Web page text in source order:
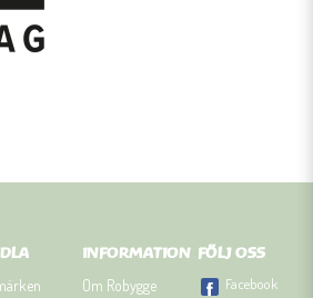
INFORMATION
Om Robygge
FÖLJ OSS
Facebook